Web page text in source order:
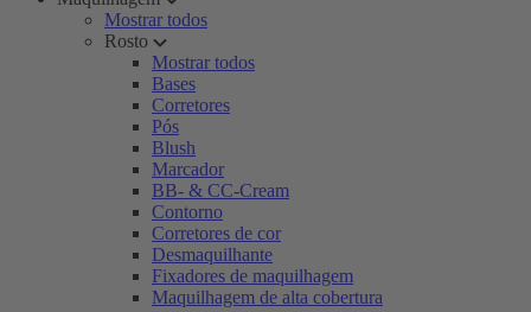
Mostrar todos
Rosto
Mostrar todos
Bases
Corretores
Pós
Blush
Marcador
BB- & CC-Cream
Contorno
Corretores de cor
Desmaquilhante
Fixadores de maquilhagem
Maquilhagem de alta cobertura